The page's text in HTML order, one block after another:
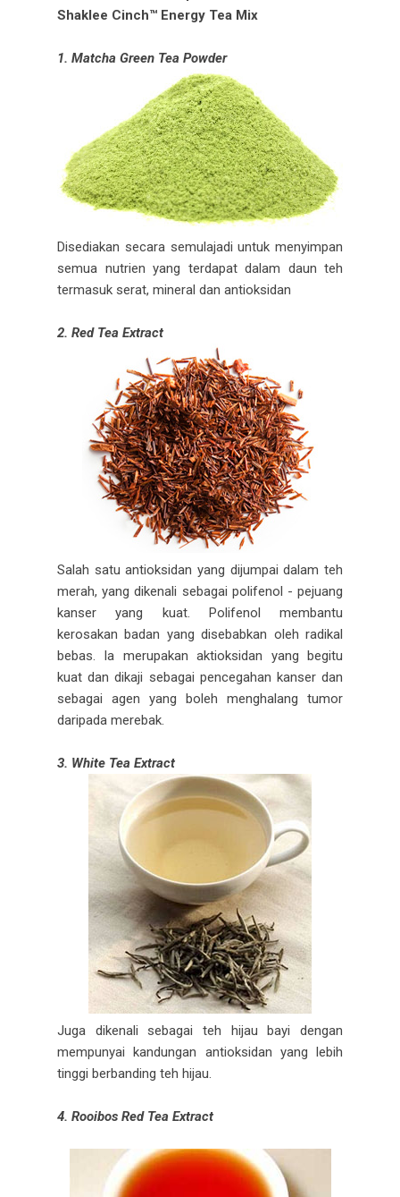
Shaklee Cinch™ Energy Tea Mix
1. Matcha Green Tea Powder
Disediakan secara semulajadi untuk menyimpan
semua nutrien yang terdapat dalam daun teh
termasuk serat, mineral dan antioksidan
2. Red Tea Extract
Salah satu antioksidan yang dijumpai dalam teh
merah, yang dikenali sebagai polifenol - pejuang
kanser yang kuat. Polifenol membantu
kerosakan badan yang disebabkan oleh radikal
bebas. Ia merupakan aktioksidan yang begitu
kuat dan dikaji sebagai pencegahan kanser dan
sebagai agen yang boleh menghalang tumor
daripada merebak.
3. White Tea Extract
Juga dikenali sebagai teh hijau bayi dengan
mempunyai kandungan antioksidan yang lebih
tinggi berbanding teh hijau.
4. Rooibos Red Tea Extract